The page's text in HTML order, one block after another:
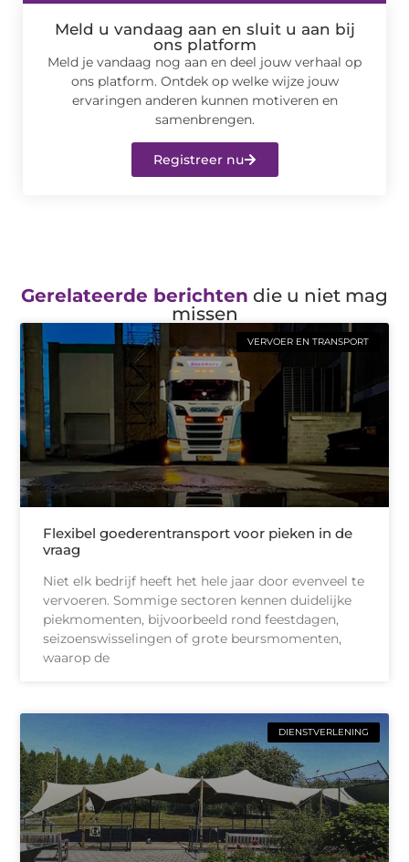
Meld u vandaag aan en sluit u aan bij
ons platform
Meld je vandaag nog aan en deel jouw verhaal op
ons platform. Ontdek op welke wijze jouw
ervaringen anderen kunnen motiveren en
samenbrengen.
Registreer nu
Gerelateerde berichten die u niet mag
missen
VERVOER EN TRANSPORT
Flexibel goederentransport voor pieken in de
vraag
Niet elk bedrijf heeft het hele jaar door evenveel te
vervoeren. Sommige sectoren kennen duidelijke
piekmomenten, bijvoorbeeld rond feestdagen,
seizoenswisselingen of grote beursmomenten,
waarop de
DIENSTVERLENING